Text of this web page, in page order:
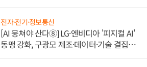
전자·전기·정보통신
[AI 뭉쳐야 산다⑧] LG·엔비디아 '피지컬 AI'
동맹 강화, 구광모 제조·데이터·기술 결집